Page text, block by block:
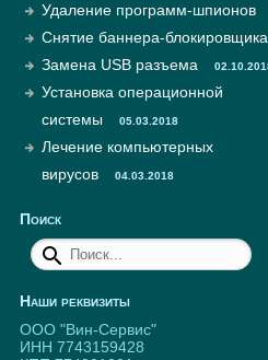
Удаление программ-шпионов
Снятие баннера-блокировщика
Замена USB разъема
Установка операционной
системы
05.03.2018
Лечение компьютерных
вирусов
04.03.2018
Поиск
Наши реквизиты
ООО "Вин-Сервис"
ИНН 7743159428